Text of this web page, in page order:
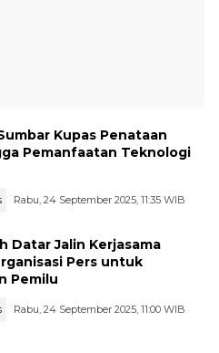
Kupas Penataan
Pemanfaatan Teknologi
Rabu, 24 September 2025, 11:35 WIB
Datar Jalin Kerjasama
Pers untuk
Pemilu
Rabu, 24 September 2025, 11:00 WIB